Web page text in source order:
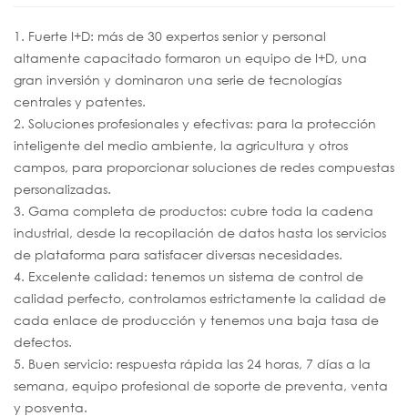
1. Fuerte I+D: más de 30 expertos senior y personal
altamente capacitado formaron un equipo de I+D, una
gran inversión y dominaron una serie de tecnologías
centrales y patentes.
2. Soluciones profesionales y efectivas: para la protección
inteligente del medio ambiente, la agricultura y otros
campos, para proporcionar soluciones de redes compuestas
personalizadas.
3. Gama completa de productos: cubre toda la cadena
industrial, desde la recopilación de datos hasta los servicios
de plataforma para satisfacer diversas necesidades.
4. Excelente calidad: tenemos un sistema de control de
calidad perfecto, controlamos estrictamente la calidad de
cada enlace de producción y tenemos una baja tasa de
defectos.
5. Buen servicio: respuesta rápida las 24 horas, 7 días a la
semana, equipo profesional de soporte de preventa, venta
y posventa.